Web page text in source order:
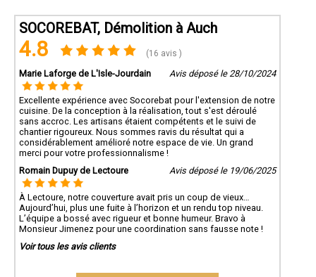
SOCOREBAT, Démolition à Auch
4.8 (16 avis )
Marie Laforge de L'Isle-Jourdain Avis déposé le 28/10/2024
Excellente expérience avec Socorebat pour l'extension de notre
cuisine. De la conception à la réalisation, tout s'est déroulé
sans accroc. Les artisans étaient compétents et le suivi de
chantier rigoureux. Nous sommes ravis du résultat qui a
considérablement amélioré notre espace de vie. Un grand
merci pour votre professionnalisme !
Romain Dupuy de Lectoure
Avis déposé le 19/06/2025
À Lectoure, notre couverture avait pris un coup de vieux…
Aujourd’hui, plus une fuite à l’horizon et un rendu top niveau.
L’équipe a bossé avec rigueur et bonne humeur. Bravo à
Monsieur Jimenez pour une coordination sans fausse note !
Voir tous les avis clients